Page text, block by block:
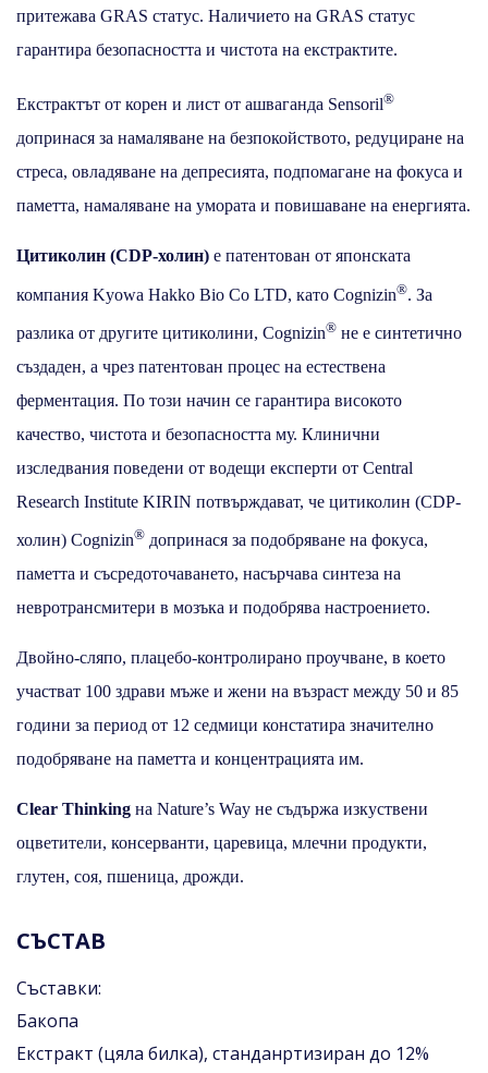
притежава GRAS статус. Наличието на GRAS статус
гарантира безопасността и чистота на екстрактите.
Екстрактът от корен и лист от ашваганда Sensoril®
допринася за намаляване на безпокойството, редуциране на
стреса, овладяване на депресията, подпомагане на фокуса и
паметта, намаляване на умората и повишаване на енергията.
Цитиколин (CDP-холин) е патентован от японската
компания Kyowa Hakko Bio Co LTD, като Cognizin®. За
разлика от другите цитиколини, Cognizin® не е синтетично
създаден, а чрез патентован процес на естествена
ферментация. По този начин се гарантира високото
качество, чистота и безопасността му. Клинични
изследвания поведени от водещи експерти от Central
Research Institute KIRIN потвърждават, че цитиколин (CDP-
холин) Cognizin® допринася за подобряване на фокуса,
паметта и съсредоточаването, насърчава синтеза на
невротрансмитери в мозъка и подобрява настроението.
Двойно-сляпо, плацебо-контролирано проучване, в което
участват 100 здрави мъже и жени на възраст между 50 и 85
години за период от 12 седмици констатира значително
подобряване на паметта и концентрацията им.
Clear Thinking на Nature’s Way не съдържа изкуствени
оцветители, консерванти, царевица, млечни продукти,
глутен, соя, пшеница, дрожди.
СЪСТАВ
Съставки:
Бакопа
Екстракт (цяла билка), станданртизиран до 12%